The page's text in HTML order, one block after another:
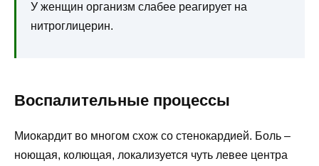
У женщин организм слабее реагирует на
нитроглицерин.
Воспалительные процессы
Миокардит во многом схож со стенокардией. Боль –
ноющая, колющая, локализуется чуть левее центра